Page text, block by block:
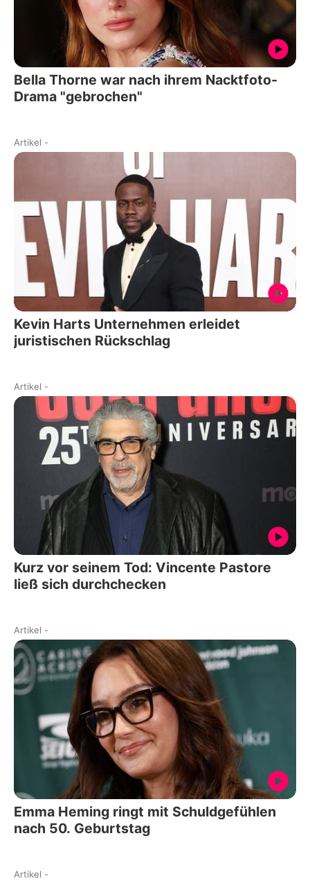
Bella Thorne war nach ihrem Nacktfoto-
Drama "gebrochen"
Artikel -
Kevin Harts Unternehmen erleidet
juristischen Rückschlag
Artikel -
Kurz vor seinem Tod: Vincente Pastore
ließ sich durchchecken
Artikel -
Emma Heming ringt mit Schuldgefühlen
nach 50. Geburtstag
Artikel -